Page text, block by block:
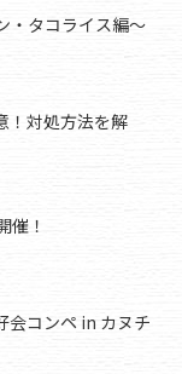
・タコライス編～
！対処方法を解
催！
会コンペ in カヌチ